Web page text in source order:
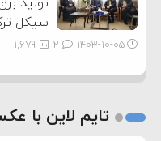
سیکل
۱۴۰۳-۱۰-۰۵ 1,679
تایم لاین با